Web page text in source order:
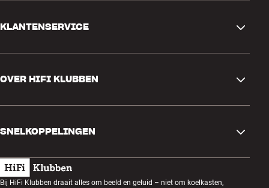
KLANTENSERVICE
Ruilen en retourneren
Bestelling herroepen
Algemene voorwaarden
OVER HIFI KLUBBEN
Klantenclub
Luisteravond
SNELKOPPELINGEN
Cadeaubonnen
Bij HiFi Klubben draait alles om beeld en geluid – niet om koelkasten,